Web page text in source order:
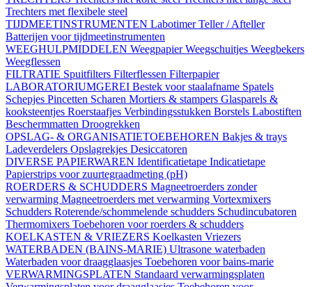
Trechters met flexibele steel
TIJDMEETINSTRUMENTEN LabotimerTeller / Afteller
Batterijen voor tijdmeetinstrumenten
WEEGHULPMIDDELEN WeegpapierWeegschuitjes Weegbekers
Weegflessen
FILTRATIE Spuitfilters Filterflessen Filterpapier
LABORATORIUMGEREI Bestek voor staalafname Spatels
Schepjes Pincetten Scharen Mortiers & stampers Glasparels &
kooksteentjes Roerstaafjes Verbindingsstukken Borstels Labostiften
Beschermmatten Droogrekken
OPSLAG- & ORGANISATIETOEBEHOREN Bakjes & trays
Ladeverdelers Opslagrekjes Desiccatoren
DIVERSE PAPIERWAREN Identificatietape Indicatietape
Papierstrips voor zuurtegraadmeting (pH)
ROERDERS & SCHUDDERS Magneetroerders zonder
verwarming Magneetroerders met verwarming Vortexmixers
Schudders Roterende/schommelende schudders Schudincubatoren
Thermomixers Toebehoren voor roerders & schudders
KOELKASTEN & VRIEZERS Koelkasten Vriezers
WATERBADEN (BAINS-MARIE) Ultrasone waterbaden
Waterbaden voor draagglaasjes Toebehoren voor bains-marie
VERWARMINGSPLATEN Standaard verwarmingsplaten